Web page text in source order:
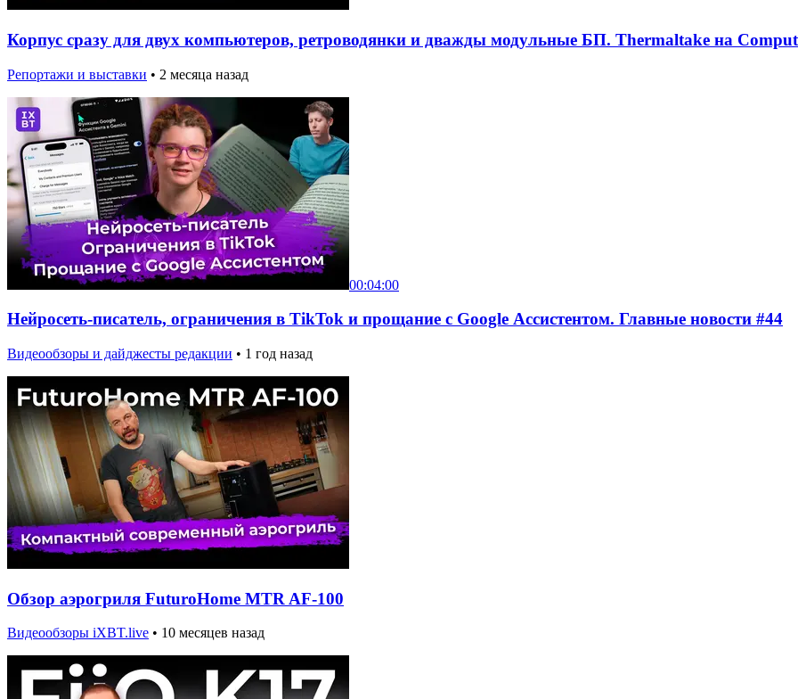
Корпус сразу для двух компьютеров, ретроводянки и дважды модульные БП. Thermaltake на
Репортажи и выставки • 2 месяца назад
00:04:00
Нейросеть-писатель, ограничения в TikTok и прощание с Google Ассистентом. Главные новости #44
Видеообзоры и дайджесты редакции • 1 год назад
Обзор аэрогриля FuturoHome MTR AF-100
Видеообзоры iXBT.live • 10 месяцев назад